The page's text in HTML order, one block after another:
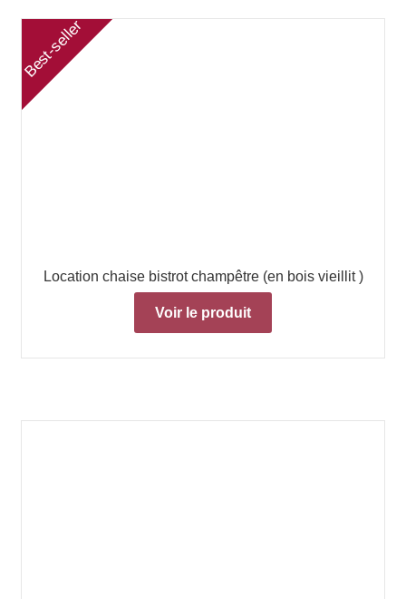
Best-seller
Location chaise bistrot champêtre (en bois vieillit )
Voir le produit
Best-seller